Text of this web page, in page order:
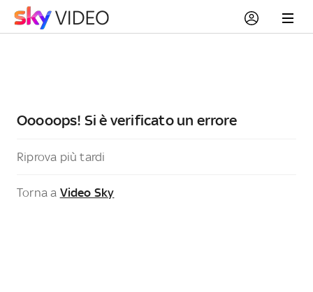
Ooooops! Si è verificato un errore
Riprova più tardi
Torna a Video Sky